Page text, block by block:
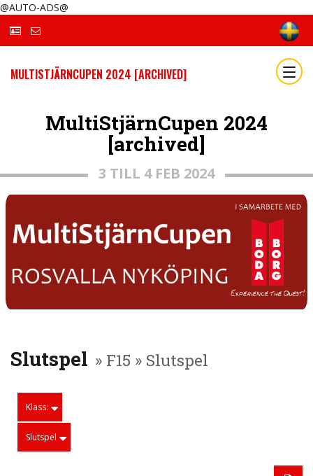
@AUTO-ADS@
MULTISTJÄRNCUPEN 2024 [ARCHIVED]
MultiStjärnCupen 2024
[archived]
3 TILL 4 FEB 2024
Slutspel » F15 » Slutspel
Klass:
Slutspel